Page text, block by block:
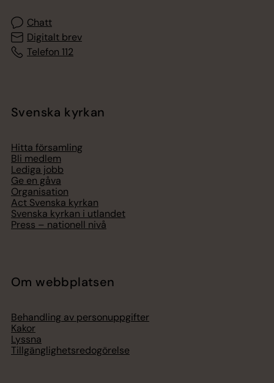
Chatt
Digitalt brev
Telefon 112
Svenska kyrkan
Hitta församling
Bli medlem
Lediga jobb
Ge en gåva
Organisation
Act Svenska kyrkan
Svenska kyrkan i utlandet
Press – nationell nivå
Om webbplatsen
Behandling av personuppgifter
Kakor
Lyssna
Tillgänglighetsredogörelse